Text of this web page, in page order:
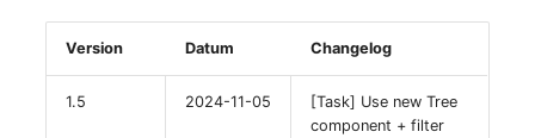
Raum
Rechenressourcen
Version Datum Changelog
1.5 2024-11-05
[Task] Use new Tree
component + filter